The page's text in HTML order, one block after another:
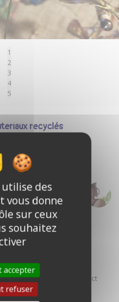
1
2
3
4
5
recyclés
et soucieuse de l'impact
utilise des
vous donne
sur ceux
souhaitez
accepter
refuser